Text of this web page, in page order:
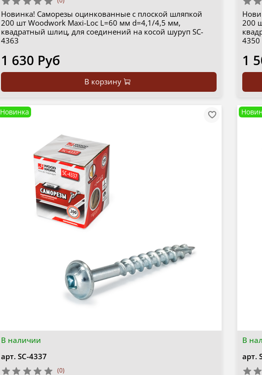
Новинка! Саморезы оцинкованные с плоской шляпкой
200 шт Woodwork Maxi-Loc L=60 мм d=4,1/4,5 мм,
квадратный шлиц, для соединений на косой шуруп SC-
4363
1 630 Руб
В корзину
200
4350
1
В наличии
Новинка
арт. SC-4337
(0)
В
арт.